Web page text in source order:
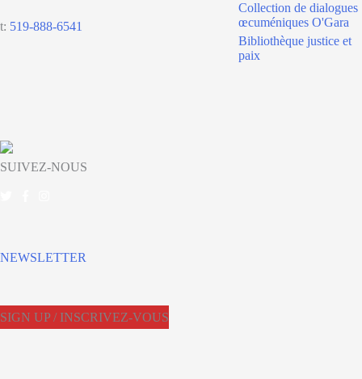
t: 519-888-6541
Collection de dialogues
œcuméniques O'Gara
Bibliothèque justice et
paix
SUIVEZ-NOUS
NEWSLETTER
SIGN UP / INSCRIVEZ-VOUS